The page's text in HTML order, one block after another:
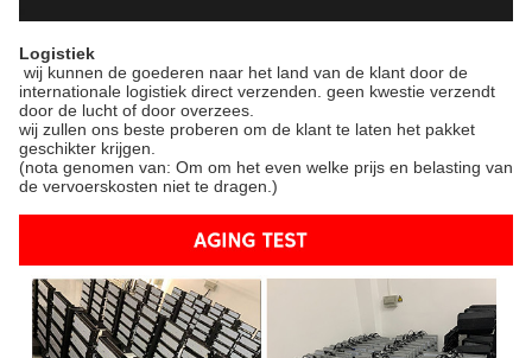
Logistiek
wij kunnen de goederen naar het land van de klant door de
internationale logistiek direct verzenden. geen kwestie verzendt
door de lucht of door overzees.
wij zullen ons beste proberen om de klant te laten het pakket
geschikter krijgen.
(nota genomen van: Om om het even welke prijs en belasting van
de vervoerskosten niet te dragen.)